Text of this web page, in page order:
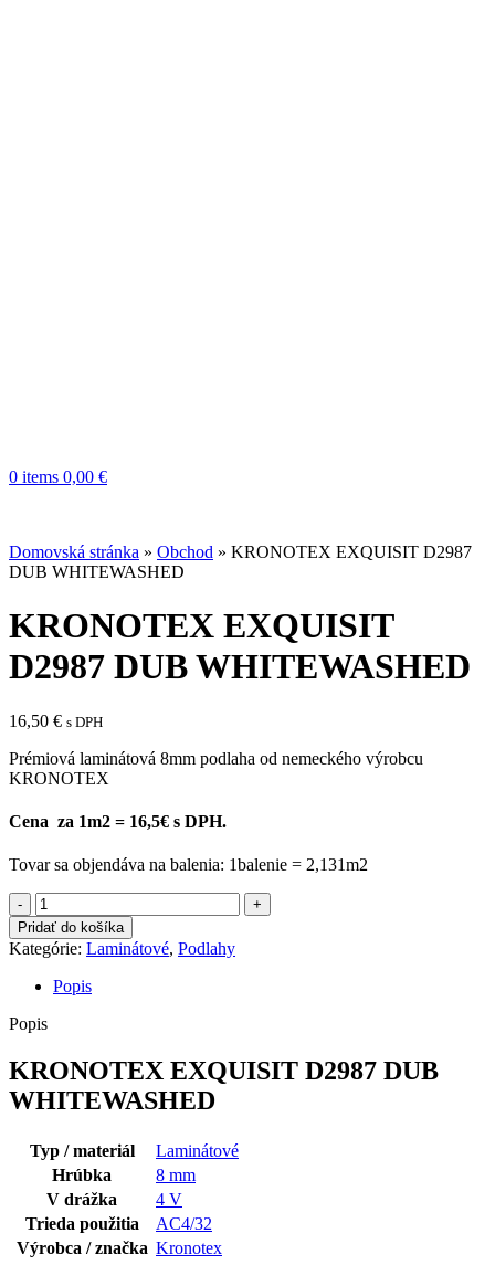
0 items 0,00 €
Domovská stránka » Obchod » KRONOTEX EXQUISIT D2987
DUB WHITEWASHED
KRONOTEX EXQUISIT
D2987 DUB WHITEWASHED
16,50 € s DPH
Prémiová laminátová 8mm podlaha od nemeckého výrobcu
KRONOTEX
Cena za 1m2 = 16,5€ s DPH.
Tovar sa objendáva na balenia: 1balenie = 2,131m2
množstvo
KRONOTEX
EXQUISIT
D2987
DUB
WHITEWASHED
Pridať do košíka
Kategórie: Laminátové, Podlahy
Popis
Popis
KRONOTEX EXQUISIT D2987 DUB
WHITEWASHED
Typ / materiál
Laminátové
Hrúbka
8 mm
V drážka
4 V
Trieda použitia
AC4/32
Výrobca / značka Kronotex